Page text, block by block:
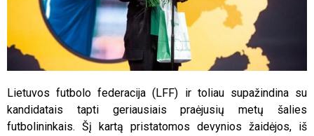
Lietuvos futbolo federacija (LFF) ir toliau supažindina su
kandidatais tapti geriausiais praėjusių metų šalies
futbolininkais. Šį kartą pristatomos devynios žaidėjos, iš